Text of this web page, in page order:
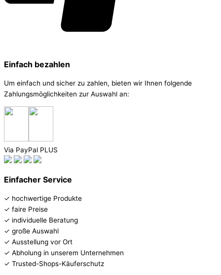
Einfach bezahlen
Um einfach und sicher zu zahlen, bieten wir Ihnen folgende
Zahlungsmöglichkeiten zur Auswahl an:
Via PayPal PLUS
Einfacher Service
✓ hochwertige Produkte
✓ faire Preise
✓ individuelle Beratung
✓ große Auswahl
✓ Ausstellung vor Ort
✓ Abholung in unserem Unternehmen
✓ Trusted-Shops-Käuferschutz